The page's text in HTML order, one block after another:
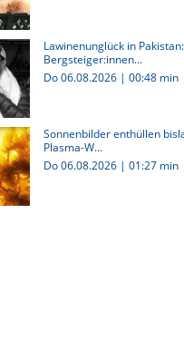
Lawinenunglück in
Bergsteiger:innen...
Do 06.08.2026 | 00:48 min
Sonnenbilder enthüllen
Plasma-W...
Do 06.08.2026 | 01:27 min